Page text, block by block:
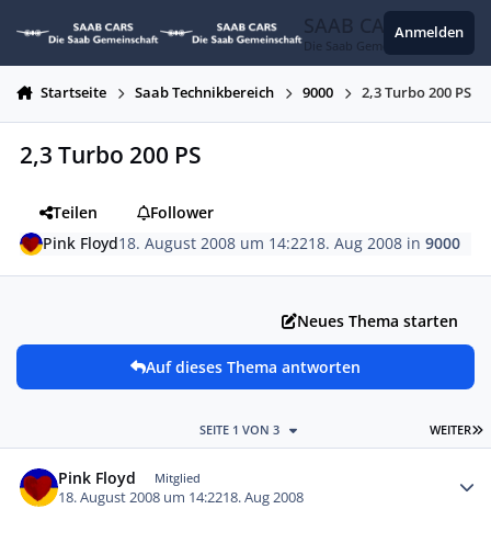
SAAB CARS
Die Saab Gemeinschaft
Anmelden
Startseite Saab Technikbereich 9000 2,3 Turbo 200 PS
2,3 Turbo 200 PS
Teilen
Follower
Pink Floyd18. August 2008 um 14:2218. Aug 2008 in9000
Neues Thema starten
Auf dieses Thema antworten
WEITER
SEITE 1 VON 3
Pink Floyd Mitglied
18. August 2008 um 14:2218. Aug 2008